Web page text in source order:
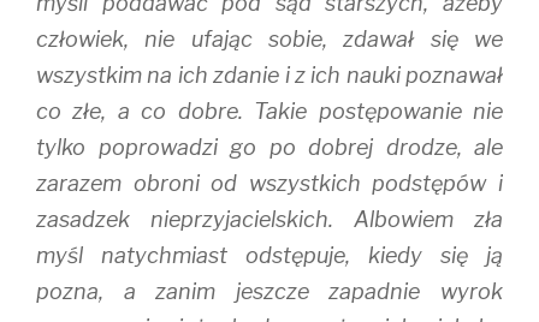
człowiek, nie ufając sobie, zdawał się we
wszystkim na ich zdanie i z ich nauki poznawał
co złe, a co dobre. Takie postępowanie nie
tylko poprowadzi go po dobrej drodze, ale
zarazem obroni od wszystkich podstępów i
zasadzek nieprzyjacielskich. Albowiem zła
myśl natychmiast odstępuje, kiedy się ją
pozna, a zanim jeszcze zapadnie wyrok